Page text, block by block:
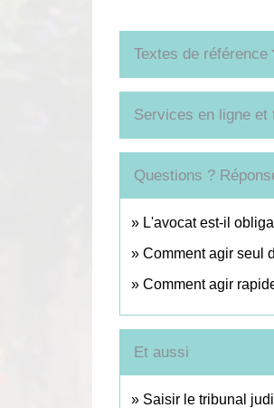
Textes de référence
Services en ligne et
Questions ?
L'avocat est-il
Comment agir seul
Comment agir
Et aussi
Saisir le tribunal